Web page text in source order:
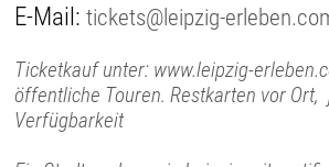
E-Mail:tickets@leipzig-
Ticketkauf unter: www.leipzig-
öffentliche Touren. Restkarten vor Ort,
Verfügbarkeit